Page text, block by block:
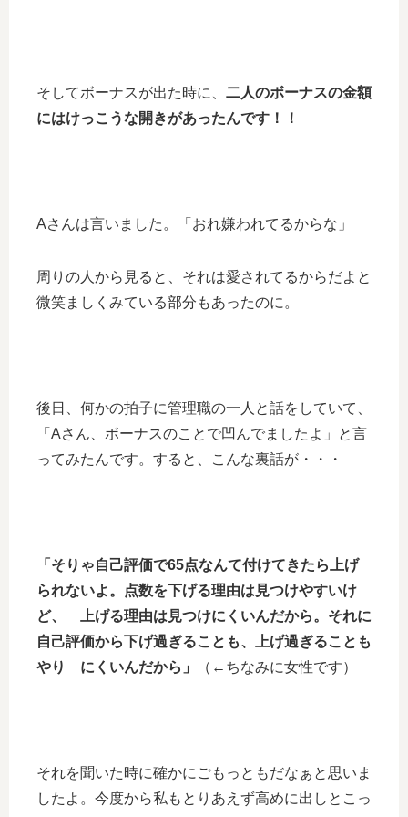
そしてボーナスが出た時に、 二人のボーナスの金額
にはけっこうな開きがあったんです！！
Aさんは言いました。「おれ嫌われてるからな」
周りの人から見ると、それは愛されてるからだよと
微笑ましくみている部分もあったのに。
後日、何かの拍子に管理職の一人と話をしていて、
「Aさん、ボーナスのことで凹んでましたよ」と言
ってみたんです。すると、こんな裏話が・・・
「そりゃ自己評価で65点なんて付けてきたら上げ
られないよ。点数を下げる理由は見つけやすいけ
ど、 上げる理由は見つけにくいんだから。それに
自己評価から下げ過ぎることも、上げ過ぎることも
やり にくいんだから」
（←ちなみに女性です）
それを聞いた時に確かにごもっともだなぁと思いま
したよ。今度から私もとりあえず高めに出しとこっ